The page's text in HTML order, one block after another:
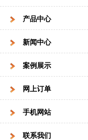
产品中心
新闻中心
案例展示
网上订单
手机网站
联系我们